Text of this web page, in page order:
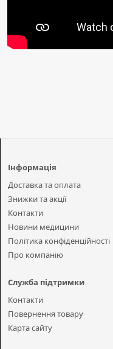
Інформація
Доставка та оплата
Знижки та акції
Контакти
Новини медицини
Політика конфіденційності
Про компанію
Служба підтримки
Контакти
Повернення товару
Карта сайту